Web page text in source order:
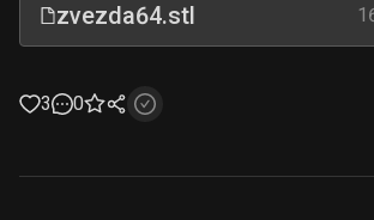
zvezda64.stl
3 0